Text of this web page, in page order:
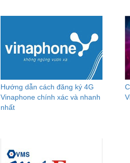
Hướng dẫn cách đăng ký 4G
Vinaphone chính xác và nhanh
nhất